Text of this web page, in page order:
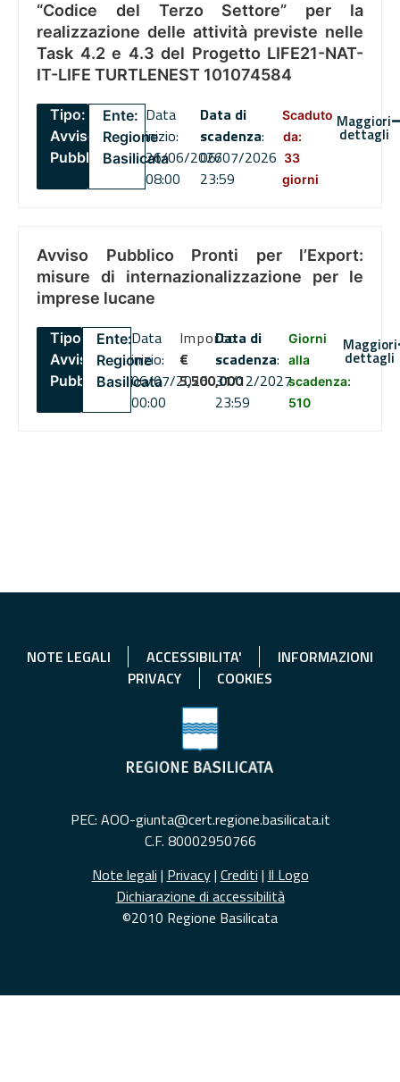
“Codice del Terzo Settore” per la
realizzazione delle attività previste nelle
Task 4.2 e 4.3 del Progetto LIFE21-NAT-
IT-LIFE TURTLENEST 101074584
Tipo:
Avviso
Pubblico
Ente:
Regione
Basilicata
Data
inizio:
26/06/2026
08:00
Data di
scadenza:
06/07/2026
23:59
Scaduto
da:
33
giorni
Maggiori
dettagli
Avviso Pubblico Pronti per l’Export:
misure di internazionalizzazione per le
imprese lucane
Tipo:
Avviso
Pubblico
Ente:
Regione
Basilicata
Data
inizio:
06/07/2026
00:00
Importo
€
5,500,000
Data di
scadenza:
31/12/2027
23:59
Giorni
alla
scadenza:
510
Maggiori
dettagli
NOTE LEGALI ACCESSIBILITA'
INFORMAZIONI
PRIVACY
COOKIES
PEC: AOO-giunta@cert.regione.basilicata.it
C.F. 80002950766
Note legali | Privacy| Crediti | Il Logo
Dichiarazione di accessibilità
©2010 Regione Basilicata